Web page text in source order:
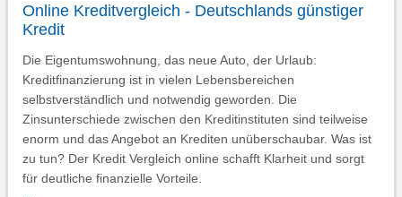
Online Kreditvergleich - Deutschlands günstiger
Kredit
Die Eigentumswohnung, das neue Auto, der Urlaub:
Kreditfinanzierung ist in vielen Lebensbereichen
selbstverständlich und notwendig geworden. Die
Zinsunterschiede zwischen den Kreditinstituten sind teilweise
enorm und das Angebot an Krediten unüberschaubar. Was ist
zu tun? Der Kredit Vergleich online schafft Klarheit und sorgt
für deutliche finanzielle Vorteile.